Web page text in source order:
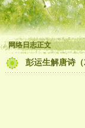
网络日志正文
彭运生解唐诗（